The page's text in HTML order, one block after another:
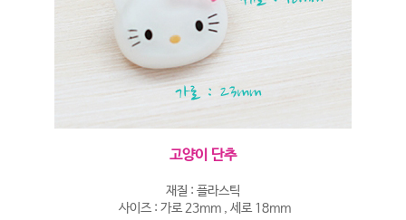
고양이 단추
재질 : 플라스틱
사이즈 : 가로 23mm , 세로 18mm